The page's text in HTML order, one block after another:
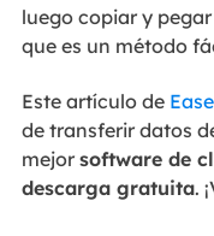
luego copiar y
que es un método
Este artículo de
de transferir datos
mejor software de
descarga gratuita.